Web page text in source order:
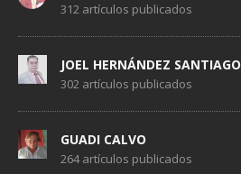
312 artículos publicados
JOEL HERNÁNDEZ SANTIAGO
302 artículos publicados
GUADI CALVO
264 artículos publicados